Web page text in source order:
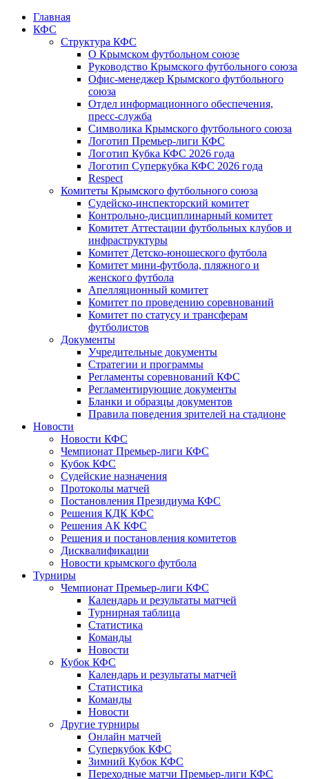
Главная
КФС
Структура КФС
О Крымском футбольном союзе
Руководство Крымского футбольного союза
Офис-менеджер Крымского футбольного
союза
Отдел информационного обеспечения,
пресс-служба
Символика Крымского футбольного союза
Логотип Премьер-лиги КФС
Логотип Кубка КФС 2026 года
Логотип Суперкубка КФС 2026 года
Respect
Комитеты Крымского футбольного союза
Судейско-инспекторский комитет
Контрольно-дисциплинарный комитет
Комитет Аттестации футбольных клубов и
инфраструктуры
Комитет Детско-юношеского футбола
Комитет мини-футбола, пляжного и
женского футбола
Апелляционный комитет
Комитет по проведению соревнований
Комитет по статусу и трансферам
футболистов
Документы
Учредительные документы
Стратегии и программы
Регламенты соревнований КФС
Регламентирующие документы
Бланки и образцы документов
Правила поведения зрителей на стадионе
Новости
Новости КФС
Чемпионат Премьер-лиги КФС
Кубок КФС
Судейские назначения
Протоколы матчей
Постановления Президиума КФС
Решения КДК КФС
Решения АК КФС
Решения и постановления комитетов
Дисквалификации
Новости крымского футбола
Турниры
Чемпионат Премьер-лиги КФС
Календарь и результаты матчей
Турнирная таблица
Статистика
Команды
Новости
Кубок КФС
Календарь и результаты матчей
Статистика
Команды
Новости
Другие турниры
Онлайн матчей
Суперкубок КФС
Зимний Кубок КФС
Переходные матчи Премьер-лиги КФС